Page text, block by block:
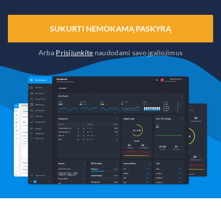
SUKURTI NEMOKAMĄ PASKYRĄ
Arba Prisijunkite naudodami savo įgaliojimus